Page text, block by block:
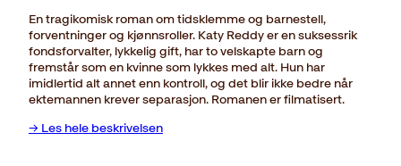
En tragikomisk roman om tidsklemme og barnestell,
forventninger og kjønnsroller. Katy Reddy er en suksessrik
fondsforvalter, lykkelig gift, har to velskapte barn og
fremstår som en kvinne som lykkes med alt. Hun har
imidlertid alt annet enn kontroll, og det blir ikke bedre når
ektemannen krever separasjon. Romanen er filmatisert.
→ Les hele beskrivelsen